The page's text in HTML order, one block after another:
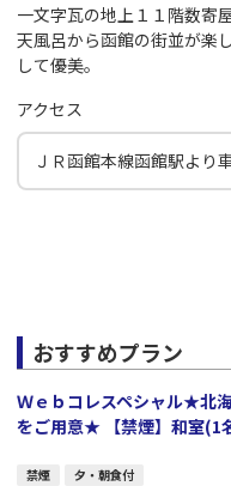
一文字瓦の地上１１階数寄
天風呂から函館の街並が楽
して優美。
アクセス
ＪＲ函館本線函館駅より
おすすめプラン
Ｗｅｂコレスペシャル★北
をご用意★ 【禁煙】和室(1
禁煙 夕・朝食付